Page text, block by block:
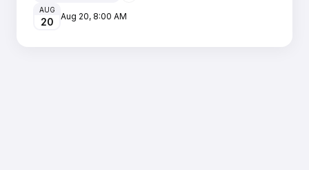
AUG
20 Aug 20, 8:00 AM